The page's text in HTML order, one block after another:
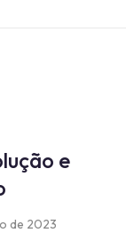
e
de 2023